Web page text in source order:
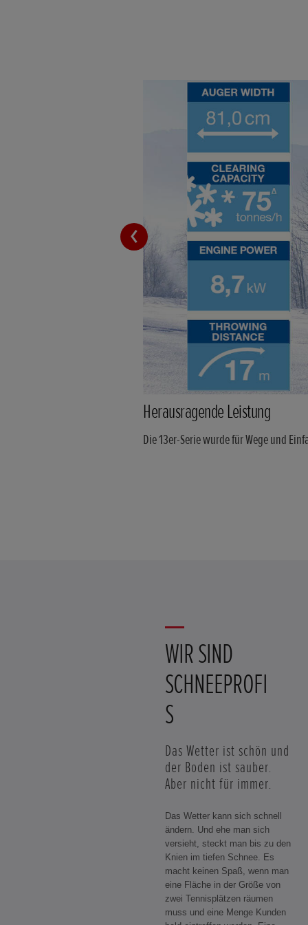
Herausragende Leistung
Die 13er-Serie wurde für Wege und
WIR SIND
SCHNEEPROFI
S
Das Wetter ist schön und
der Boden ist sauber.
Aber nicht für immer.
Das Wetter kann sich schnell
ändern. Und ehe man sich
versieht, steckt man bis zu den
Knien im tiefen Schnee. Es
macht keinen Spaß, wenn man
eine Fläche in der Größe von
zwei Tennisplätzen räumen
muss und eine Menge Kunden